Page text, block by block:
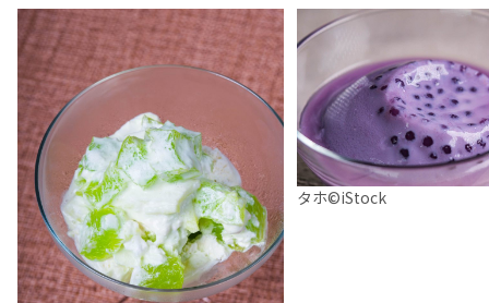
タホ©iStock